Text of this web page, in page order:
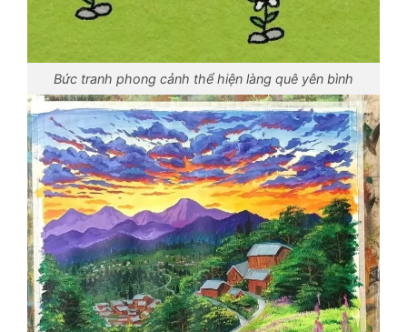
Bức tranh phong cảnh thể hiện làng quê yên bình